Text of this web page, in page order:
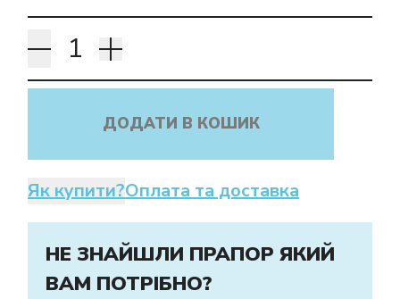
ДОДАТИ В КОШИК
Як купити?Оплата та доставка
НЕ ЗНАЙШЛИ ПРАПОР ЯКИЙ
ВАМ ПОТРІБНО?